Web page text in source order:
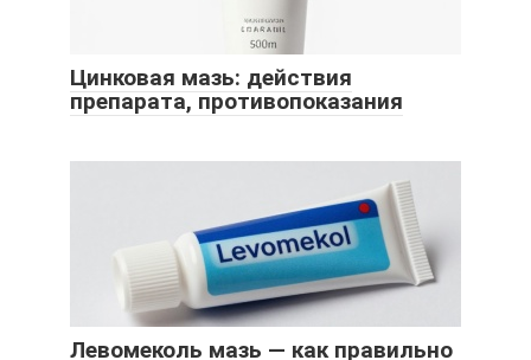
Цинковая мазь: действия
препарата, противопоказания
Левомеколь мазь — как правильно